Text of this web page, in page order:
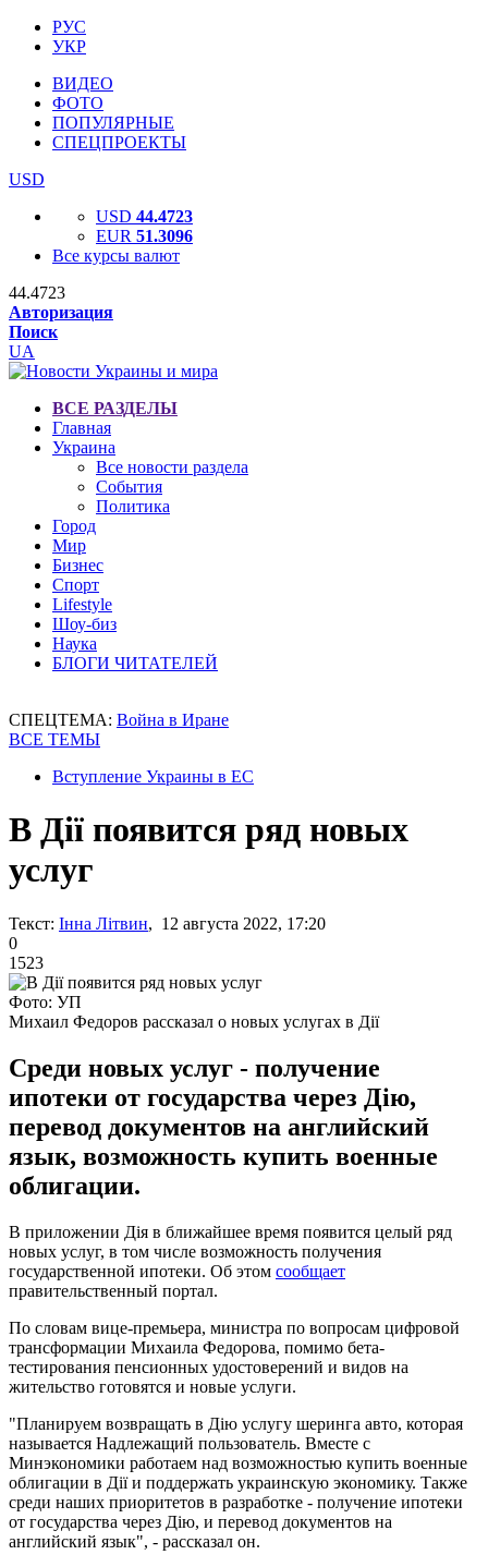
РУС
УКР
ВИДЕО
ФОТО
ПОПУЛЯРНЫЕ
СПЕЦПРОЕКТЫ
USD
USD 44.4723
EUR 51.3096
Все курсы валют
44.4723
Авторизация
Поиск
UA
ВСЕ РАЗДЕЛЫ
Главная
Украина
Все новости раздела
События
Политика
Город
Мир
Бизнес
Спорт
Lifestyle
Шоу-биз
Наука
БЛОГИ ЧИТАТЕЛЕЙ
СПЕЦТЕМА: Война в Иране
ВСЕ ТЕМЫ
Вступление Украины в ЕС
В Дії появится ряд новых
услуг
Текст: Інна Літвин, 12 августа 2022, 17:20
0
1523
Фото: УП
Михаил Федоров рассказал о новых услугах в Дії
Среди новых услуг - получение
ипотеки от государства через Дію,
перевод документов на английский
язык, возможность купить военные
облигации.
В приложении Дія в ближайшее время появится целый ряд
новых услуг, в том числе возможность получения
государственной ипотеки. Об этом сообщает
правительственный портал.
По словам вице-премьера, министра по вопросам цифровой
трансформации Михаила Федорова, помимо бета-
тестирования пенсионных удостоверений и видов на
жительство готовятся и новые услуги.
"Планируем возвращать в Дію услугу шеринга авто, которая
называется Надлежащий пользователь. Вместе с
Минэкономики работаем над возможностью купить военные
облигации в Дії и поддержать украинскую экономику. Также
среди наших приоритетов в разработке - получение ипотеки
от государства через Дію, и перевод документов на
английский язык", - рассказал он.